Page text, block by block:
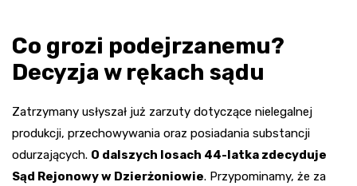
Co grozi podejrzanemu?
Decyzja w rękach sądu
Zatrzymany usłyszał już zarzuty dotyczące nielegalnej
produkcji, przechowywania oraz posiadania substancji
odurzających. O dalszych losach 44-latka zdecyduje
Sąd Rejonowy w Dzierżoniowie. Przypominamy, że za